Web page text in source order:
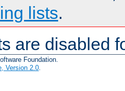
lists.
are disabled
Foundation.
Version 2.0.